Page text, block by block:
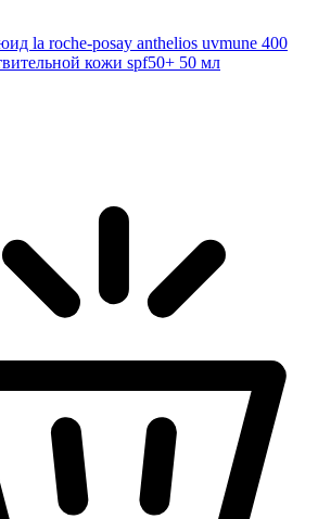
la roche-posay anthelios uvmune 400
кожи spf50+ 50 мл